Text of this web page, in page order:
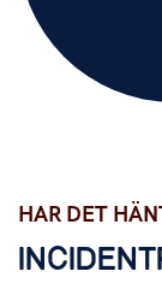
Har det hänt
HAR DET